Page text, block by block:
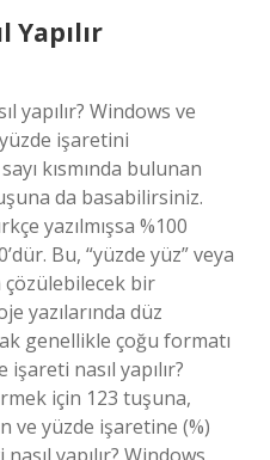
Yapılır
yapılır? Windows ve
işaretini
kısmında bulunan
da basabilirsiniz.
yazılmışsa %100
Bu, “yüzde yüz” veya
çözülebilecek bir
yazılarında düz
genellikle çoğu formatı
nasıl yapılır?
için 123 tuşuna,
ve yüzde işaretine (%)